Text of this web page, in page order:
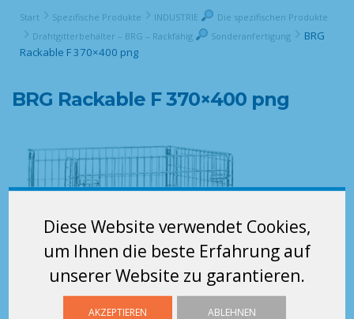
Diese Website verwendet Cookies,
um Ihnen die beste Erfahrung auf
unserer Website zu garantieren.
AKZEPTIEREN ABLEHNEN
Start Spezifische Produkte INDUSTRIE
Die spezifischen Produkte
Drahtgitterbehälter – BRG – Rackfähig
Sonderanfertigung
BRG
Rackable F 370×400 png
BRG Rackable F 370×400 png